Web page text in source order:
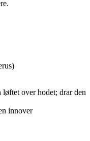
over hodet; drar den
innover